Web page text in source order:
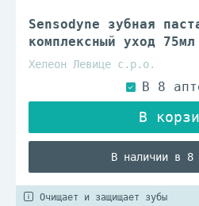
Sensodyne зубная
комплексный уход
Хелеон Левице с.р.о.
В наличии в 8
Очищает и защищает зубы